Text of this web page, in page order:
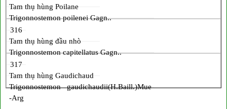
Tam thụ hùng Poilane
Trigonnostemon poilenei Gagn..
316
Tam thụ hùng đầu nhò
Trigonnostemon capitellatus Gagn..
317
Tam thụ hùng Gaudichaud
Trigonnostemon gaudichaudii(H.Baill.)Mue
-Arg